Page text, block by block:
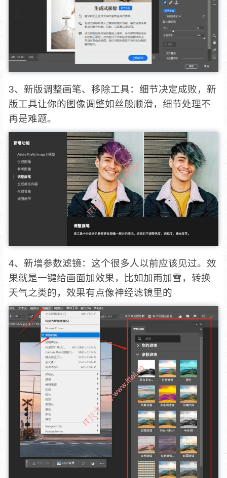
3、新版调整画笔、移除工具：细节决定成败，新
版工具让你的图像调整如丝般顺滑，细节处理不
再是难题。
4、新增参数滤镜：这个很多人以前应该见过。效
果就是一键给画面加效果，比如加雨加雪，转换
天气之类的，效果有点像神经滤镜里的